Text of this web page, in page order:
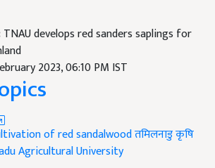
TNAU develops red sanders saplings for
2023, 06:10 PM IST
of red sandalwoodतमिलनाडु कृषि
Agricultural University